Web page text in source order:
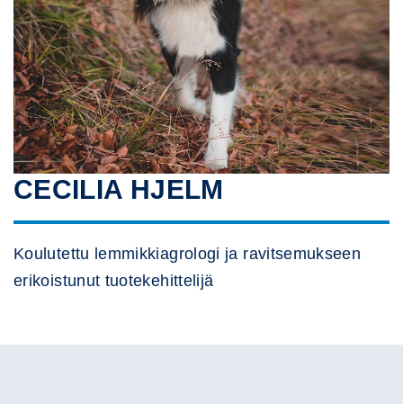
CECILIA HJELM
Koulutettu lemmikkiagrologi ja ravitsemukseen
erikoistunut tuotekehittelijä